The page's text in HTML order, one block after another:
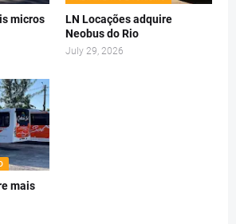
micros
LN Locações adquire
Neobus do Rio
July 29, 2026
mais